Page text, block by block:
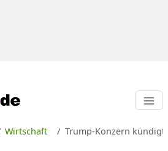
Wirtschaft Trump-Konzern